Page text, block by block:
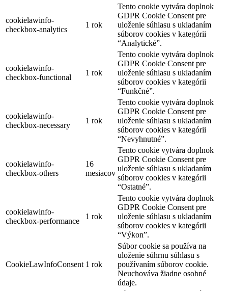
cookielawinfo-
checkbox-analytics
1 rok
Tento cookie vytvára doplnok
GDPR Cookie Consent pre
uloženie súhlasu s ukladaním
súborov cookies v kategórii
“Analytické”.
cookielawinfo-
checkbox-functional
1 rok
Tento cookie vytvára doplnok
GDPR Cookie Consent pre
uloženie súhlasu s ukladaním
súborov cookies v kategórii
“Funkčné”.
cookielawinfo-
checkbox-necessary
1 rok
Tento cookie vytvára doplnok
GDPR Cookie Consent pre
uloženie súhlasu s ukladaním
súborov cookies v kategórii
“Nevyhnutné”.
cookielawinfo-
checkbox-others
16
mesiacov
Tento cookie vytvára doplnok
GDPR Cookie Consent pre
uloženie súhlasu s ukladaním
súborov cookies v kategórii
“Ostatné”.
cookielawinfo-
checkbox-performance
1 rok
Tento cookie vytvára doplnok
GDPR Cookie Consent pre
uloženie súhlasu s ukladaním
súborov cookies v kategórii
“Výkon”.
CookieLawInfoConsent 1 rok
Súbor cookie sa používa na
uloženie súhrnu súhlasu s
používaním súborov cookie.
Neuchováva žiadne osobné
údaje.